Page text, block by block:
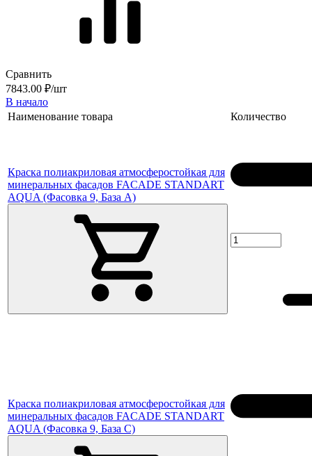
Сравнить
7843.00 ₽/шт
В начало
Наименование товара
Количество
Краска полиакриловая атмосферостойкая для
минеральных фасадов FACADE STANDART
AQUA (Фасовка 9, База A)
Краска полиакриловая атмосферостойкая для
минеральных фасадов FACADE STANDART
AQUA (Фасовка 9, База C)